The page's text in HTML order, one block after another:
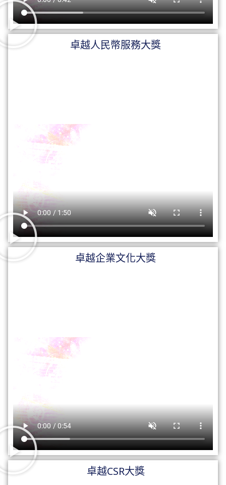
卓越人民幣服務大獎
卓越企業文化大獎
卓越CSR大獎